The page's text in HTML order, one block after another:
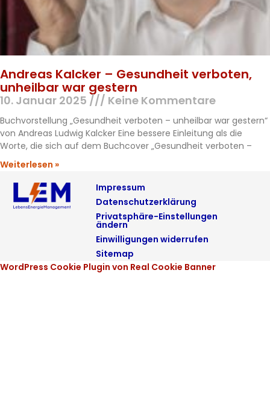
Andreas Kalcker – Gesundheit verboten,
unheilbar war gestern
10. Januar 2025 Keine Kommentare
Buchvorstellung „Gesundheit verboten – unheilbar war gestern“
von Andreas Ludwig Kalcker Eine bessere Einleitung als die
Worte, die sich auf dem Buchcover „Gesundheit verboten –
Weiterlesen »
Impressum
Datenschutzerklärung
Privatsphäre-Einstellungen
ändern
Einwilligungen widerrufen
Sitemap
WordPress Cookie Plugin von Real Cookie Banner